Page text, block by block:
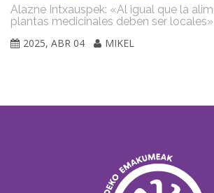
Alazne Intxauspek: «Al igual que la
plantas medicinales deben ser locales»
2025, ABR 04
MIKEL